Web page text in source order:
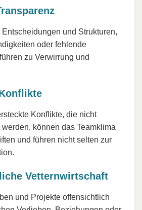
Entscheidungen und Strukturen,
oder fehlende
zu Verwirrung und
Konflikte, die nicht
können das Teamklima
und führen nicht selten zur
.
Vetternwirtschaft
und Projekte offensichtlich